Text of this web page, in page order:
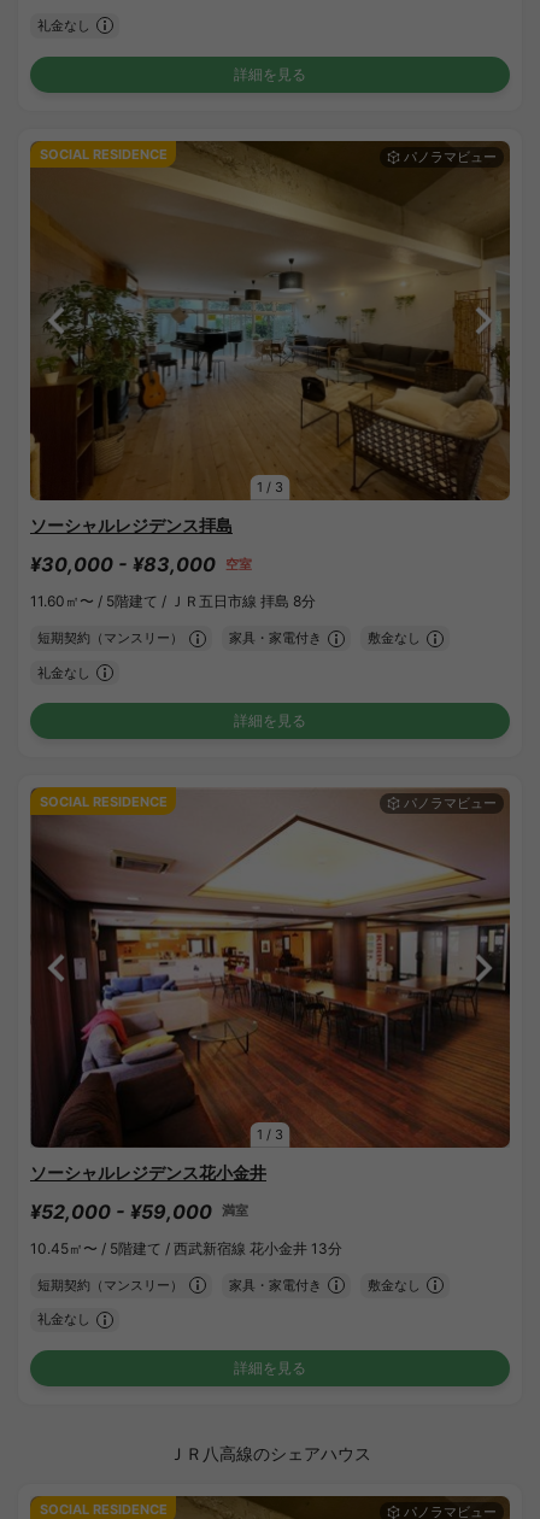
礼金なし
詳細を見る
1 / 3
SOCIAL RESIDENCE
ソーシャルレジデンス拝島
¥30,000 - ¥83,000 空室
11.60㎡〜 / 5階建て / ＪＲ五日市線 拝島 8分
短期契約（マンスリー） 家具・家電付き 敷金なし
礼金なし
詳細を見る
1 / 3
SOCIAL RESIDENCE
ソーシャルレジデンス花小金井
¥52,000 - ¥59,000 満室
10.45㎡〜 / 5階建て / 西武新宿線 花小金井 13分
短期契約（マンスリー） 家具・家電付き 敷金なし
礼金なし
詳細を見る
ＪＲ八高線のシェアハウス
SOCIAL RESIDENCE